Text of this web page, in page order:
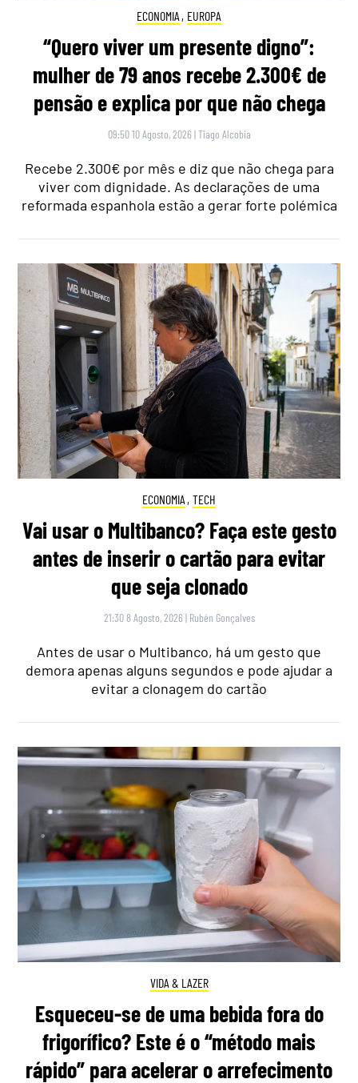
ECONOMIA , EUROPA
“Quero viver um presente digno”:
mulher de 79 anos recebe 2.300€ de
pensão e explica por que não chega
09:50 10 Agosto, 2026 |Tiago Alcobia
Recebe 2.300€ por mês e diz que não chega para
viver com dignidade. As declarações de uma
reformada espanhola estão a gerar forte polémica
ECONOMIA , TECH
Vai usar o Multibanco? Faça este gesto
antes de inserir o cartão para evitar
que seja clonado
21:30 8 Agosto, 2026 | Rubén Gonçalves
Antes de usar o Multibanco, há um gesto que
demora apenas alguns segundos e pode ajudar a
evitar a clonagem do cartão
VIDA & LAZER
Esqueceu-se de uma bebida fora do
frigorífico? Este é o “método mais
rápido” para acelerar o arrefecimento